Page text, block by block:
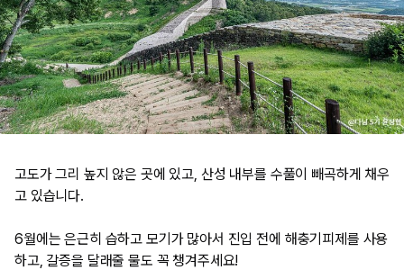
고도가 그리 높지 않은 곳에 있고, 산성 내부를 수풀이 빼곡하게 채우
고 있습니다.
6월에는 은근히 습하고 모기가 많아서 진입 전에 해충기피제를 사용
하고, 갈증을 달래줄 물도 꼭 챙겨주세요!